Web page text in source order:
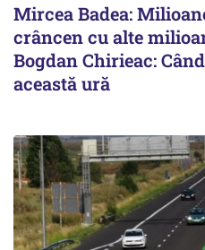
Mircea Badea:
crâncen cu alte
Bogdan Chirieac:
această ură